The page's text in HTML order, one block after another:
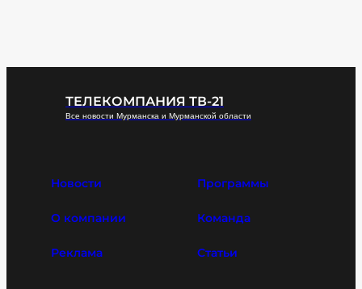
ТЕЛЕКОМПАНИЯ ТВ-21
Все новости Мурманска и Мурманской области
Новости Программы
О компании Команда
Реклама Статьи